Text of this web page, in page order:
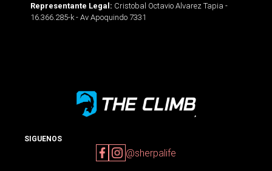
Representante Legal: Cristobal Octavio Alvarez Tapia -
16.366.285-k - Av Apoquindo 7331
SIGUENOS
@sherpalife